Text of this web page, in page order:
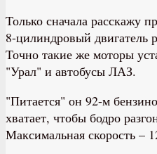
Только сначала расскажу
8-цилиндровый двигатель
Точно такие же моторы
"Урал" и автобусы ЛАЗ.
"Питается" он 92-м
хватает, чтобы бодро
Максимальная скорость –